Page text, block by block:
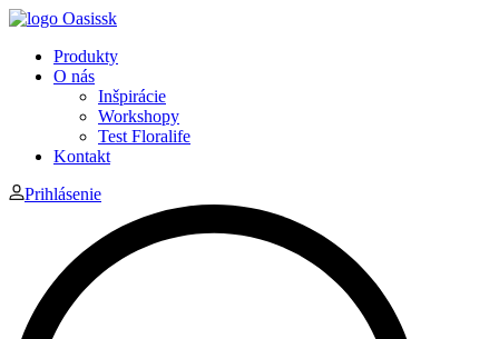
Produkty
O nás
Inšpirácie
Workshopy
Test Floralife
Kontakt
Prihlásenie